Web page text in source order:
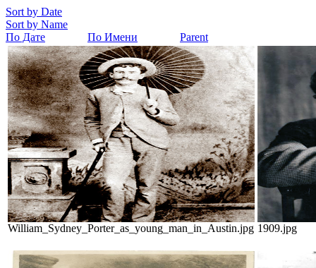
Sort by Date
Sort by Name
По Дате
По Имени Parent
William_Sydney_Porter_as_young_man_in_Austin.jpg 1909.jpg